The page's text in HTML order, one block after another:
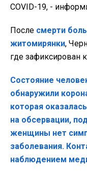
COVID-19, -
После смерти
житомирянки,
где зафиксирован
Состояние
обнаружили
которая
на обсервации,
женщины нет
заболевания.
наблюдением